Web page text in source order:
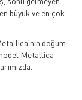
büyük ve en çok
doğum
Metallica